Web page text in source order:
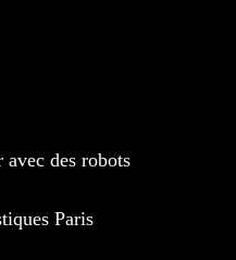
des robots
Paris